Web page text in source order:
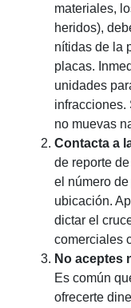
materiales,
heridos),
nítidas de la
placas.
unidades
infracciones.
no muevas
Contacta a
de reporte
el número
ubicación.
dictar el
comerciales
No aceptes
Es común
ofrecerte